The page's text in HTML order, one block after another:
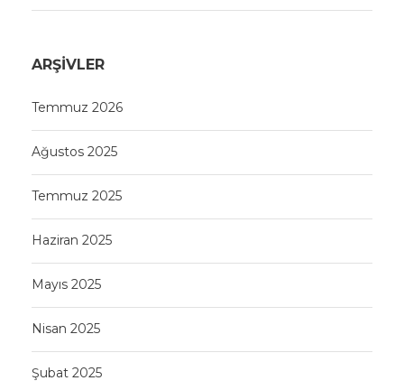
ARŞIVLER
Temmuz 2026
Ağustos 2025
Temmuz 2025
Haziran 2025
Mayıs 2025
Nisan 2025
Şubat 2025